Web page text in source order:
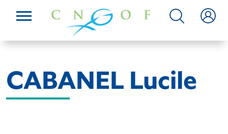
CABANEL Lucile